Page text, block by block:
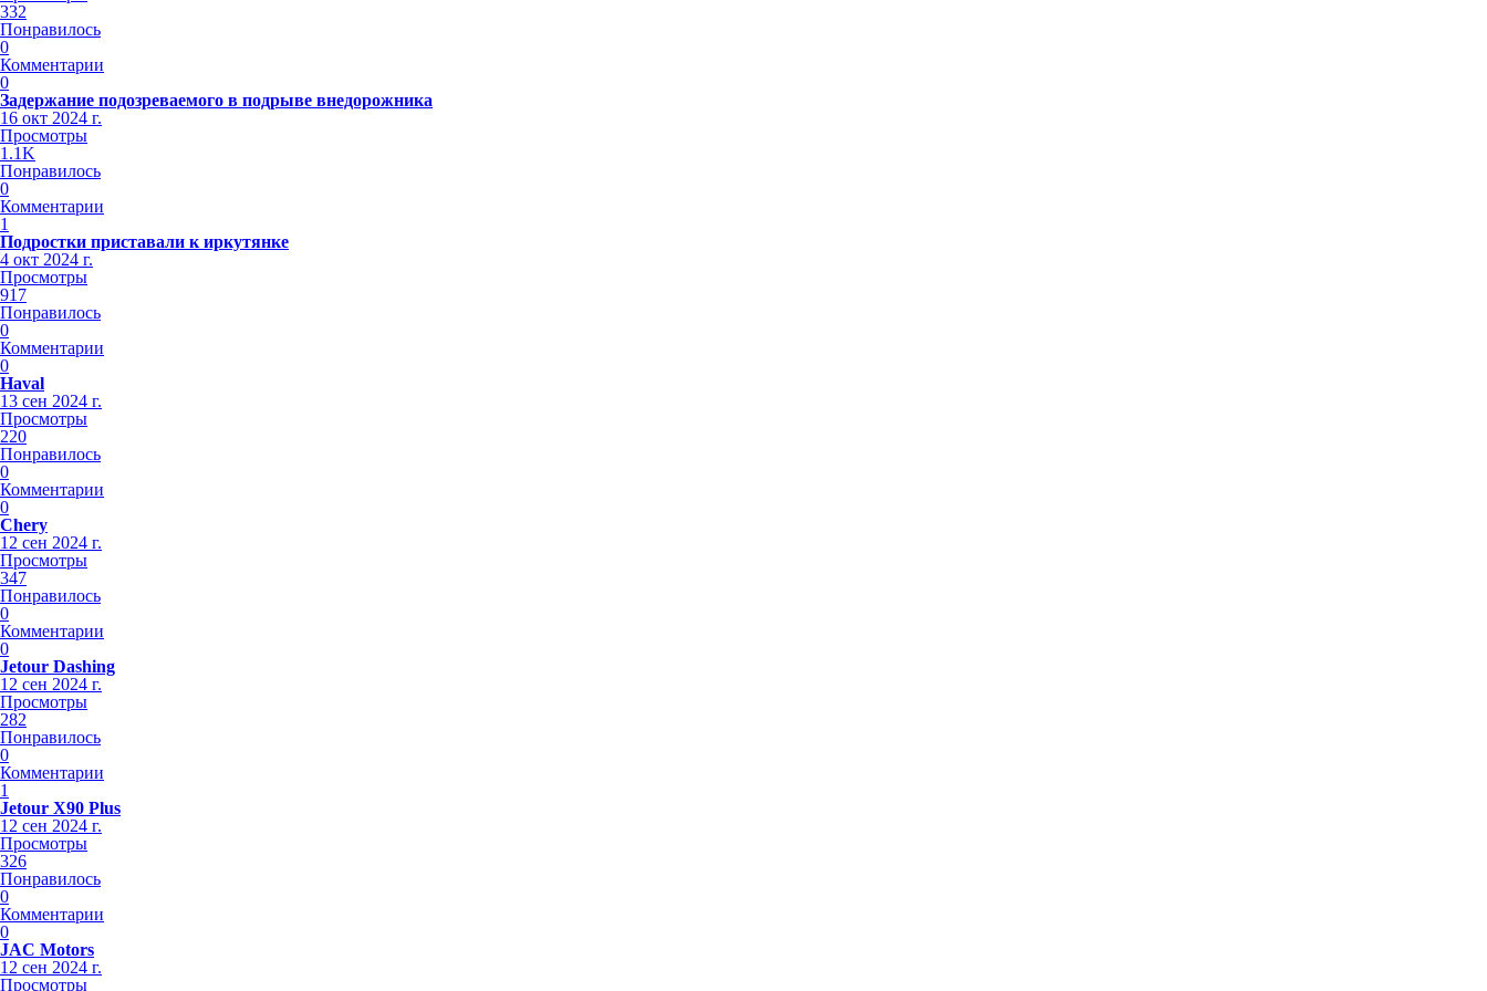
332
Понравилось
0
Комментарии
0
Задержание подозреваемого в подрыве внедорожника
16 окт 2024 г.
Просмотры
1.1K
Понравилось
0
Комментарии
1
Подростки приставали к иркутянке
4 окт 2024 г.
Просмотры
917
Понравилось
0
Комментарии
0
Haval
13 сен 2024 г.
Просмотры
220
Понравилось
0
Комментарии
0
Chery
12 сен 2024 г.
Просмотры
347
Понравилось
0
Комментарии
0
Jetour Dashing
12 сен 2024 г.
Просмотры
282
Понравилось
0
Комментарии
1
Jetour X90 Plus
12 сен 2024 г.
Просмотры
326
Понравилось
0
Комментарии
0
JAC Motors
12 сен 2024 г.
Просмотры